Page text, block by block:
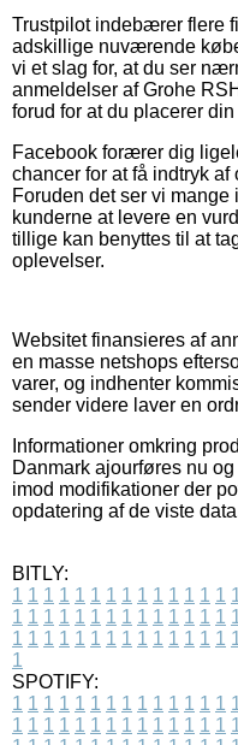
Trustpilot indebærer flere
adskillige nuværende
vi et slag for, at du ser
anmeldelser af Grohe
forud for at du placerer din
Facebook forærer dig
chancer for at få indtryk
Foruden det ser vi
kunderne at levere en
tillige kan benyttes til at
oplevelser.
Websitet finansieres af
en masse netshops
varer, og indhenter
sender videre laver en
Informationer omkring
Danmark ajourføres nu
imod modifikationer der
opdatering af de viste
BITLY:
1 1 1 1 1 1 1 1 1 1 1 1 1 1
1 1 1 1 1 1 1 1 1 1 1 1 1 1
1 1 1 1 1 1 1 1 1 1 1 1 1 1
1
SPOTIFY:
1 1 1 1 1 1 1 1 1 1 1 1 1 1
1 1 1 1 1 1 1 1 1 1 1 1 1 1